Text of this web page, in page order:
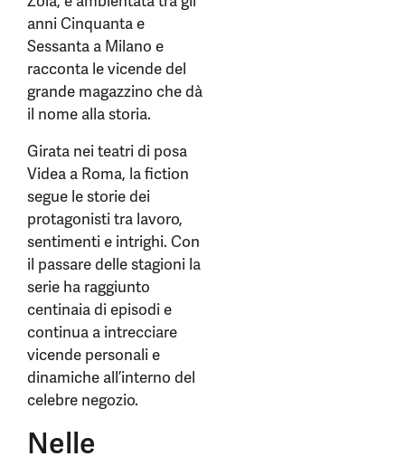
anni Cinquanta e
Sessanta a Milano e
racconta le vicende del
grande magazzino che dà
il nome alla storia.
Girata nei teatri di posa
Videa a Roma, la fiction
segue le storie dei
protagonisti tra lavoro,
sentimenti e intrighi. Con
il passare delle stagioni la
serie ha raggiunto
centinaia di episodi e
continua a intrecciare
vicende personali e
dinamiche all’interno del
celebre negozio.
Nelle